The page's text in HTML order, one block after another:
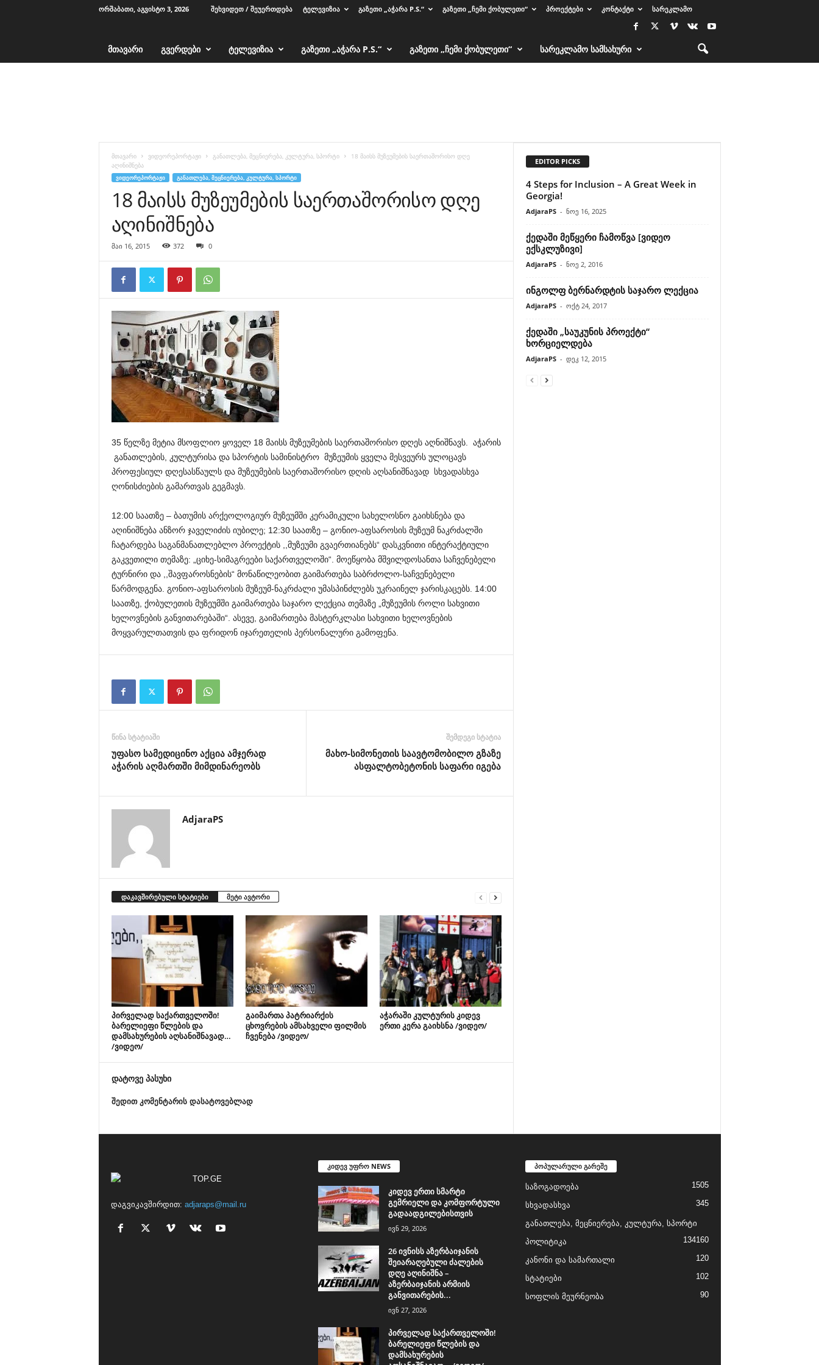
ᲝᲠᲨᲐᲑᲐᲗᲘ, ᲐᲒᲕᲘᲡᲢᲝ 3, 2026 ᲨᲔᲮᲕᲘᲓᲔᲗ / ᲨᲔᲣᲔᲠᲗᲓᲔᲑᲐ ᲢᲔᲚᲔᲕᲘᲖᲘᲐ ᲒᲐᲖᲔᲗᲘ „ᲐᲭᲐᲠᲐ P.S.“ ᲒᲐᲖᲔᲗᲘ „ᲩᲔᲛᲘ ᲥᲝᲑᲣᲚᲔᲗᲘ“ ᲞᲠᲝᲔᲥᲢᲔᲑᲘ ᲙᲝᲜᲢᲐᲥᲢᲘ ᲡᲐᲠᲔᲙᲚᲐᲛᲝ
ᲛᲗᲐᲕᲐᲠᲘ ᲒᲕᲔᲠᲓᲔᲑᲘ ᲢᲔᲚᲔᲕᲘᲖᲘᲐ ᲒᲐᲖᲔᲗᲘ „ᲐᲭᲐᲠᲐ P.S.“ ᲒᲐᲖᲔᲗᲘ „ᲩᲔᲛᲘ ᲥᲝᲑᲣᲚᲔᲗᲘ“ ᲡᲐᲠᲔᲙᲚᲐᲛᲝ ᲡᲐᲛᲡᲐᲮᲣᲠᲘ
მთავარი ვიდეორეპორტაჟი განათლება, მეცნიერება, კულტურა, სპორტი
18 მაისს მუზეუმების საერთაშორისო დღე
აღინიშნება
ᲕᲘᲓᲔᲝᲠᲔᲞᲝᲠᲢᲐᲟᲘ ᲒᲐᲜᲐᲗᲚᲔᲑᲐ, ᲛᲔᲪᲜᲘᲔᲠᲔᲑᲐ, ᲙᲣᲚᲢᲣᲠᲐ, ᲡᲞᲝᲠᲢᲘ
18 მაისს მუზეუმების საერთაშორისო დღე
აღინიშნება
მაი 16, 2015 372 0
35 წელზე მეტია მსოფლიო ყოველ 18 მაისს მუზეუმების საერთაშორისო დღეს აღნიშნავს. აჭარის
განათლების, კულტურისა და სპორტის სამინისტრო მუზეუმის ყველა მესვეურს ულოცავს
პროფესიულ დღესასწაულს და მუზეუმების საერთაშორისო დღის აღსანიშნავად სხვადასხვა
ღონისძიების გამართვას გეგმავს.
12:00 საათზე – ბათუმის არქეოლოგიურ მუზეუმში კერამიკული სახელოსნო გაიხსნება და
აღინიშნება ანზორ ჯაველიძის იუბილე; 12:30 საათზე – გონიო-აფსაროსის მუზეუმ ნაკრძალში
ჩატარდება საგანმანათლებლო პროექტის ,,მუზეუმი გვაერთიანებს“ დასკვნითი ინტერაქტიული
გაკვეთილი თემაზე: „ციხე-სიმაგრეები საქართველოში“. მოეწყობა მშვილდოსანთა საჩვენებელი
ტურნირი და ,,შავფაროსნების“ მონაწილეობით გაიმართება საბრძოლო-საჩვენებელი
წარმოდგენა. გონიო-აფსაროსის მუზეუმ-ნაკრძალი უმასპინძლებს უკრაინელ ჯარისკაცებს. 14:00
საათზე, ქობულეთის მუზეუმში გაიმართება საჯარო ლექცია თემაზე „მუზეუმის როლი სახვითი
ხელოვნების განვითარებაში“. ასევე, გაიმართება მასტერკლასი სახვითი ხელოვნების
მოყვარულთათვის და ფრიდონ იჯარეთელის პერსონალური გამოფენა.
წინა სტატიაში
უფასო სამედიცინო აქცია ამჯერად
აჭარის აღმართში მიმდინარეობს
შემდეგი სტატია
მახო-სიმონეთის საავტომობილო გზაზე
ასფალტობეტონის საფარი იგება
AdjaraPS
დაკავშირებული სტატიები მეტი ავტორი
პირველად საქართველოში!
ბარელიეფი წლების და
დამსახურების აღსანიშნავად…
/ვიდეო/
გაიმართა პატრიარქის
ცხოვრების ამსახველი ფილმის
ჩვენება /ვიდეო/
აჭარაში კულტურის კიდევ
ერთი კერა გაიხსნა /ვიდეო/
დატოვე პასუხი
შედით კომენტარის დასატოვებლად
EDITOR PICKS
4 Steps for Inclusion – A Great Week in
Georgia!
AdjaraPS - ნოე 16, 2025
ქედაში მეწყერი ჩამოწვა [ვიდეო
ექსკლუზივი]
AdjaraPS - ნოე 2, 2016
ინგოლფ ბერნარდტის საჯარო ლექცია
AdjaraPS - ოქტ 24, 2017
ქედაში „საუკუნის პროექტი“
ხორციელდება
AdjaraPS - დეკ 12, 2015
დაგვიკავშირდით: adjaraps@mail.ru
კიდევ უფრო NEWS
კიდევ ერთი სმარტი
გემრიელი და კომფორტული
გადაადგილებისთვის
ივნ 29, 2026
26 ივნისს აზერბაიჯანის
შეიარაღებული ძალების
დღე აღინიშნა –
აზერბაიჯანის არმიის
განვითარების...
ივნ 27, 2026
პირველად საქართველოში!
ბარელიეფი წლების და
დამსახურების
პოპულარული გარეშე
საზოგადოება 1505
სხვადასხვა 345
განათლება, მეცნიერება, კულტურა, სპორტი
160
პოლიტიკა 134
კანონი და სამართალი 120
სტატიები 102
სოფლის მეურნეობა 90